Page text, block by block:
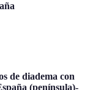
de diadema con
(península)-